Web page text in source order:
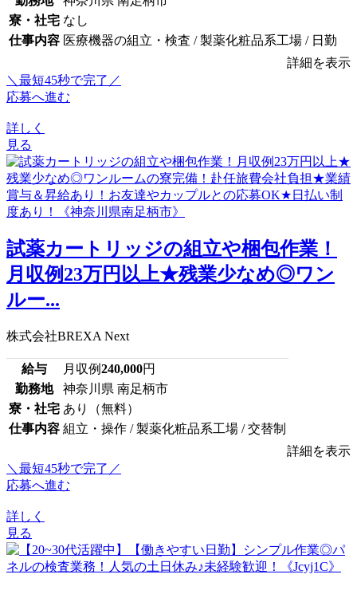
寮・社宅 なし
仕事内容 医療機器の組立・検査 / 製薬化粧品系工場 / 日勤
詳細を表示
＼最短45秒で完了／
応募へ進む
詳しく
見る
試薬カートリッジの組立や梱包作業！
月収例23万円以上★残業少なめ◎ワン
ルー...
株式会社BREXA Next
給与 月収例240,000円
勤務地
神奈川県 南足柄市
寮・社宅 あり（無料）
仕事内容 組立・操作 / 製薬化粧品系工場 / 交替制
詳細を表示
＼最短45秒で完了／
応募へ進む
詳しく
見る